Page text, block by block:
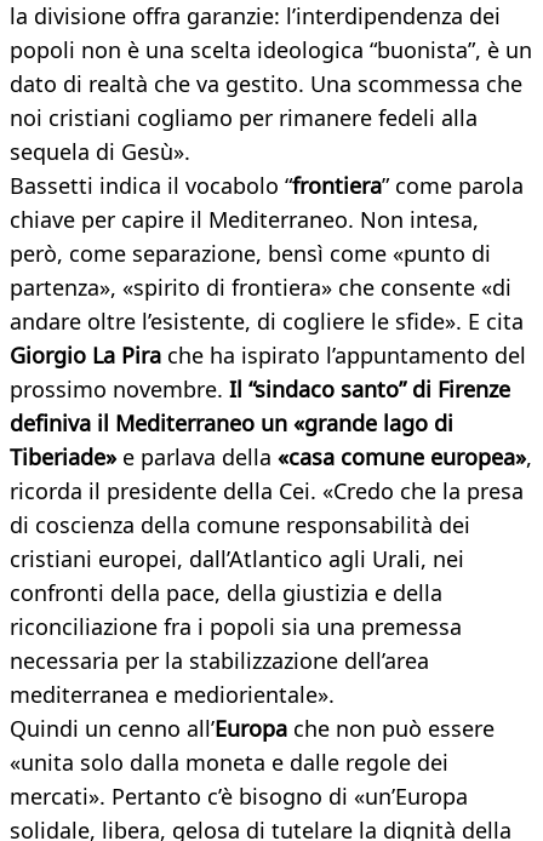
la divisione offra garanzie: l’interdipendenza dei
popoli non è una scelta ideologica “buonista”, è un
dato di realtà che va gestito. Una scommessa che
noi cristiani cogliamo per rimanere fedeli alla
sequela di Gesù».
Bassetti indica il vocabolo “frontiera” come parola
chiave per capire il Mediterraneo. Non intesa,
però, come separazione, bensì come «punto di
partenza», «spirito di frontiera» che consente «di
andare oltre l’esistente, di cogliere le sfide». E cita
Giorgio La Pira che ha ispirato l’appuntamento del
prossimo novembre. Il “sindaco santo” di Firenze
definiva il Mediterraneo un «grande lago di
Tiberiade» e parlava della «casa comune europea»,
ricorda il presidente della Cei. «Credo che la presa
di coscienza della comune responsabilità dei
cristiani europei, dall’Atlantico agli Urali, nei
confronti della pace, della giustizia e della
riconciliazione fra i popoli sia una premessa
necessaria per la stabilizzazione dell’area
mediterranea e mediorientale».
Quindi un cenno all’Europa che non può essere
«unita solo dalla moneta e dalle regole dei
mercati». Pertanto c’è bisogno di «un’Europa
solidale, libera, gelosa di tutelare la dignità della